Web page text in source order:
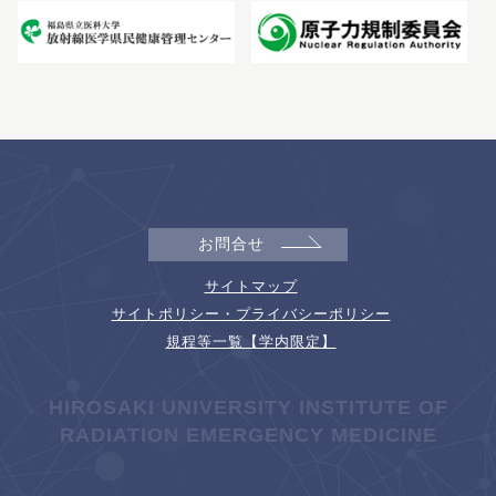
お問合せ
サイトマップ
サイトポリシー・プライバシーポリシー
規程等一覧【学内限定】
HIROSAKI UNIVERSITY INSTITUTE OF
RADIATION EMERGENCY MEDICINE